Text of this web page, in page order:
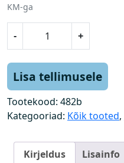
KM-ga
-
s
,
s
+
Lisa tellimusele
Tootekood: 482b
Kategooriad: Kõik tooted,
Kirjeldus Lisainfo